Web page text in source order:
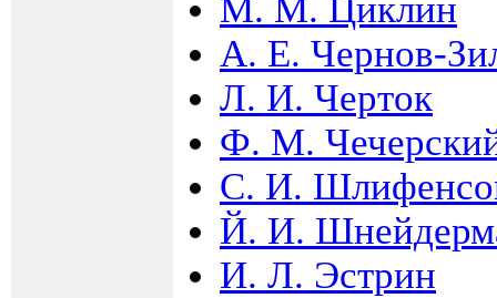
М. М. Циклин
А. Е. Чернов-
Л. И. Черток
Ф. М.
С. И.
Й. И.
И. Л. Эстрин